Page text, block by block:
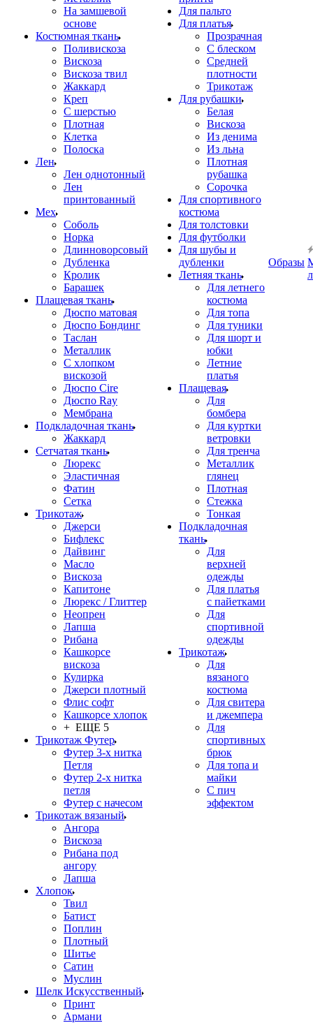
На замшевой
основе
Костюмная ткань
Поливискоза
Вискоза
Вискоза твил
Жаккард
Креп
С шерстью
Плотная
Клетка
Полоска
Лен
Лен однотонный
Лен
принтованный
Мех
Соболь
Норка
Длинноворсовый
Дубленка
Кролик
Барашек
Плащевая ткань
Дюспо матовая
Дюспо Бондинг
Таслан
Металлик
С хлопком
вискозой
Дюспо Cire
Дюспо Ray
Мембрана
Подкладочная ткань
Жаккард
Сетчатая ткань
Люрекс
Эластичная
Фатин
Сетка
Трикотаж
Джерси
Бифлекс
Дайвинг
Масло
Вискоза
Капитоне
Люрекс / Глиттер
Неопрен
Лапша
Рибана
Кашкорсе
вискоза
Кулирка
Джерси плотный
Флис софт
Кашкорсе хлопок
+ ЕЩЕ 5
Трикотаж Футер
Футер 3-х нитка
Петля
Футер 2-х нитка
петля
Футер с начесом
Трикотаж вязаный
Ангора
Вискоза
Рибана под
ангору
Лапша
Хлопок
Твил
Батист
Поплин
Плотный
Шитье
Сатин
Муслин
Шелк Искусственный
Принт
Армани
Для пальто
Для платья
Прозрачная
С блеском
Средней
плотности
Трикотаж
Для рубашки
Белая
Вискоза
Из денима
Из льна
Плотная
рубашка
Сорочка
Для спортивного
костюма
Для толстовки
Для футболки
Для шубы и
дубленки
Летняя ткань
Для летнего
костюма
Для топа
Для туники
Для шорт и
юбки
Летние
платья
Плащевая
Для
бомбера
Для куртки
ветровки
Для тренча
Металлик
глянец
Плотная
Стежка
Тонкая
Подкладочная
ткань
Для
верхней
одежды
Для платья
с пайетками
Для
спортивной
одежды
Трикотаж
Для
вязаного
костюма
Для свитера
и джемпера
Для
спортивных
брюк
Для топа и
майки
С пич
эффектом
Образы